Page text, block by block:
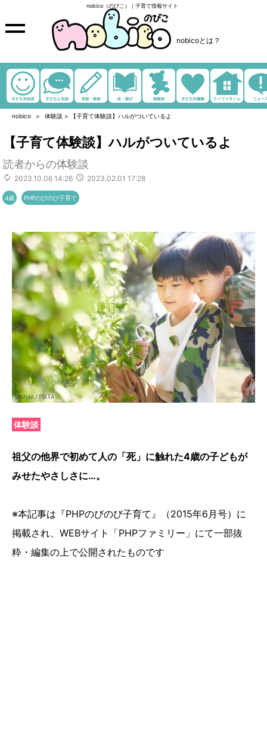
nobico（のびこ）｜子育て情報サイト
nobicoとは？
nobico 体験談 > 【子育て体験談】ハルがついているよ
【子育て体験談】ハルがついているよ
読者からの体験談
2023.10.06 14:26 2023.02.01 17:28
4歳 PHPのびのび子育て
体験談
祖父の他界で初めて人の「死」に触れた4歳の子どもが
みせたやさしさに…。
※本記事は『PHPのびのび子育て』（2015年6月号）に
掲載され、WEBサイト「PHPファミリー」にて一部抜
粋・編集の上で公開されたものです